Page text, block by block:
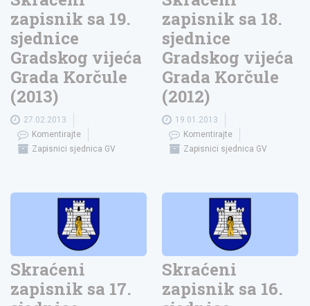
zapisnik sa 19.
sjednice
Gradskog vijeća
Grada Korčule
(2013)
27.02.2013
Komentirajte
Zapisnici sjednica GV
zapisnik sa 18.
sjednice
Gradskog vijeća
Grada Korčule
(2012)
19.01.2013
Komentirajte
Zapisnici sjednica GV
Skraćeni
zapisnik sa 17.
Skraćeni
zapisnik sa 16.